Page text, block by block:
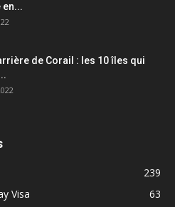
en...
de Corail : les 10 îles qui
239
Visa
63